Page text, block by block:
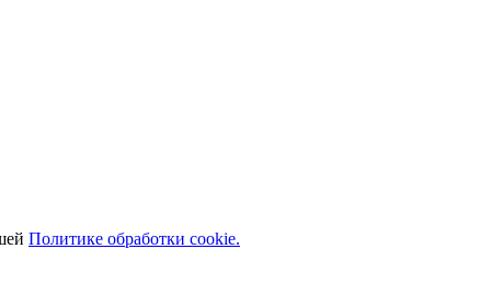
Политике обработки cookie.